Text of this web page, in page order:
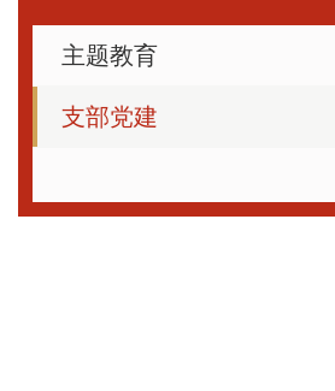
主题教育
支部党建